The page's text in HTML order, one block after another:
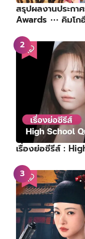
สรุปผลงานประกา
Awards ⋯ คิมโก
เรื่องย่อซีรีส์ :